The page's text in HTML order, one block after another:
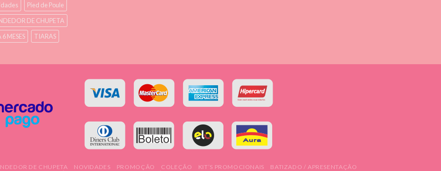
Pied de Poule
DE CHUPETA
6 MESES
TIARAS
DE CHUPETA NOVIDADES PROMOÇÃO COLEÇÃO KIT’S PROMOCIONAIS
BATIZADO / APRESENTAÇÃO